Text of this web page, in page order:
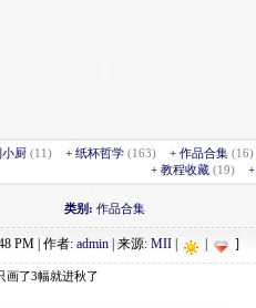
厨 (11) + 纸杯哲学 (163) + 作品合集 (16)
+ 教程收藏 (19) +
类别: 作品合集
PM | 作者: admin | 来源: MII ]
画了3幅就进秋了